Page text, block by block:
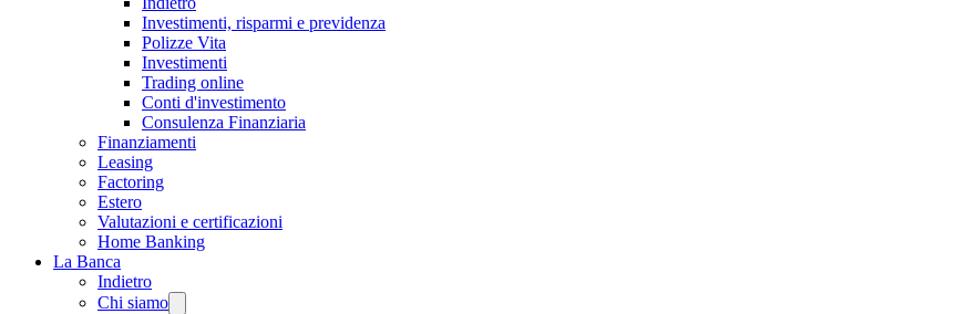
Investimenti, risparmi e previdenza
Polizze Vita
Investimenti
Trading online
Conti d'investimento
Consulenza Finanziaria
Finanziamenti
Leasing
Factoring
Estero
Valutazioni e certificazioni
Home Banking
La Banca
Indietro
Chi siamo